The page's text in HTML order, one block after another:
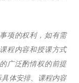
项的权利，如有需
程内容和授课方式
广泛酌情权的前提
体安排、课程内容